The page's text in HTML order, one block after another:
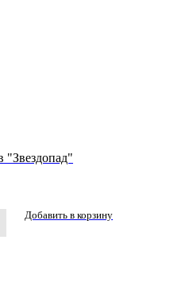
"Звездопад"
Добавить в корзину